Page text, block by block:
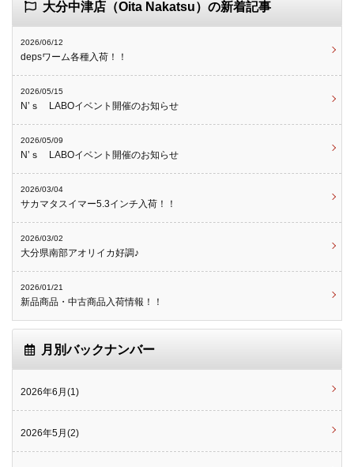
大分中津店（Oita Nakatsu）の新着記事
2026/06/12
depsワーム各種入荷！！
2026/05/15
N’ｓ LABOイベント開催のお知らせ
2026/05/09
N’ｓ LABOイベント開催のお知らせ
2026/03/04
サカマタスイマー5.3インチ入荷！！
2026/03/02
大分県南部アオリイカ好調♪
2026/01/21
新品商品・中古商品入荷情報！！
月別バックナンバー
2026年6月(1)
2026年5月(2)